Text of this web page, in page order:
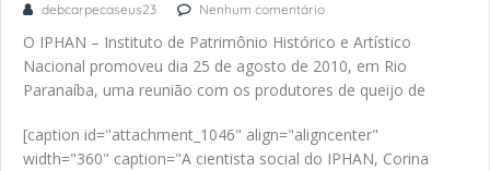
debcarpecaseus23 Nenhum comentário
O IPHAN – Instituto de Patrimônio Histórico e Artístico
Nacional promoveu dia 25 de agosto de 2010, em Rio
Paranaíba, uma reunião com os produtores de queijo de
[caption id="attachment_1046" align="aligncenter"
width="360" caption="A cientista social do IPHAN, Corina